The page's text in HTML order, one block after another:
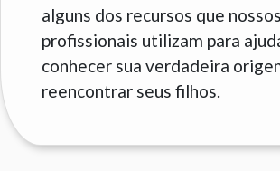
alguns dos recursos que nossos
profissionais utilizam para
conhecer sua verdadeira
reencontrar seus filhos.